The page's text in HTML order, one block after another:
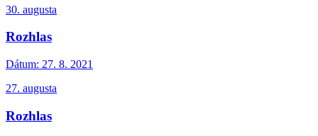
30. augusta
Rozhlas
Dátum: 27. 8. 2021
27. augusta
Rozhlas